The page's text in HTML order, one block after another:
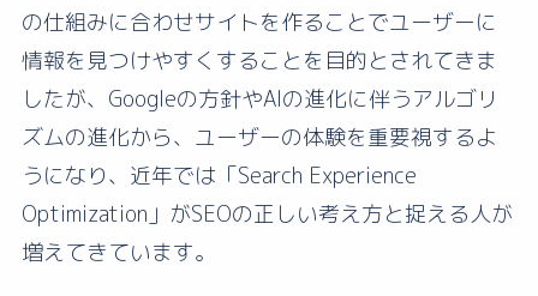
の仕組みに合わせサイトを作ることでユーザーに
情報を見つけやすくすることを目的とされてきま
したが、Googleの方針やAIの進化に伴うアルゴリ
ズムの進化から、ユーザーの体験を重要視するよ
うになり、近年では「Search Experience
Optimization」がSEOの正しい考え方と捉える人が
増えてきています。